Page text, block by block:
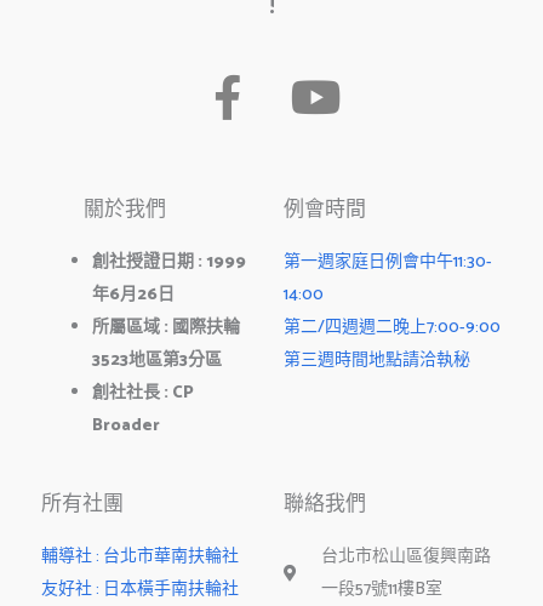
F
a
b
o
Y
u
t
u
b
e
關於我們
創社授證日期: 1999
年6月26日
所屬區域: 國際扶輪
3523地區第3分區
創社社長: CP
Broader
例會時間
第一週家庭日例會中午11:30-
14:00
第二/四週週二晚上7:00-9:00
第三週時間地點請洽執秘
所有社團
輔導社 : 台北市華南扶輪社
友好社 : 日本橫手南扶輪社
聯絡我們
台北市松山區復興南路
一段57號11樓B室